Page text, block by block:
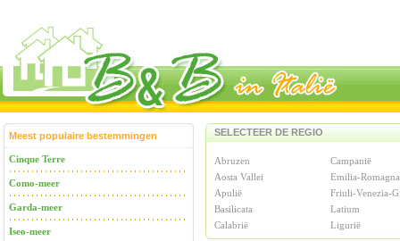
Meest populaire bestemmingen
Cinque Terre
Como-meer
Garda-meer
Iseo-meer
SELECTEER DE REGIO
Abruzen
Campanië
Aosta Vallei
Emilia-Romagna
Apulië
Friuli-Venezia-
Basilicata
Latium
Calabrië
Ligurië